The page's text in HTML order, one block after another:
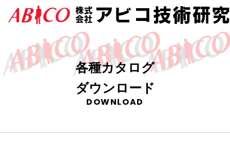
各種カタログ
ダウンロード
DOWNLOAD